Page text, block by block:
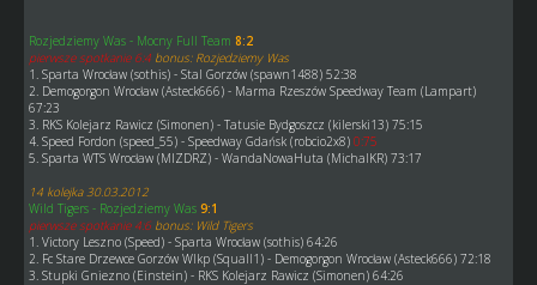
Rozjedziemy Was - Mocny Full Team 8:2
pierwsze spotkanie 6:4 bonus: Rozjedziemy Was
1. Sparta Wrocław (sothis) - Stal Gorzów (spawn1488) 52:38
2. Demogorgon Wrocław (Asteck666) - Marma Rzeszów Speedway Team (Lampart)
67:23
3. RKS Kolejarz Rawicz (Simonen) - Tatusie Bydgoszcz (kilerski13) 75:15
4. Speed Fordon (speed_55) - Speedway Gdańsk (robcio2x8) 0:75
5. Sparta WTS Wrocław (MIZDRZ) - WandaNowaHuta (MichalKR) 73:17
14 kolejka 30.03.2012
Wild Tigers - Rozjedziemy Was 9:1
pierwsze spotkanie 4:6 bonus: Wild Tigers
1. Victory Leszno (Speed) - Sparta Wrocław (sothis) 64:26
2. Fc Stare Drzewce Gorzów Wlkp (Squall1) - Demogorgon Wrocław (Asteck666) 72:18
3. Stupki Gniezno (Einstein) - RKS Kolejarz Rawicz (Simonen) 64:26